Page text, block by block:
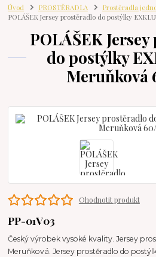
Úvod PROSTĚRADLA Prostěradla
POLÁŠEK Jersey prostěradlo do postýlky
POLÁŠEK
do postýlky
Meruňková
Ohodnotit produkt
PP-01V03
Český výrobek vysoké kvality. Jersey
Meruňková. Jersey prostěradlo do